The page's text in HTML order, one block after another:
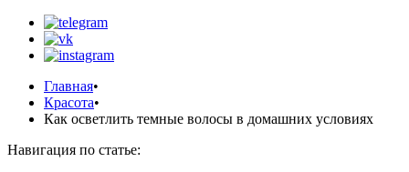
Главная•
Красота•
Как осветлить темные волосы в домашних условиях
Навигация по статье: